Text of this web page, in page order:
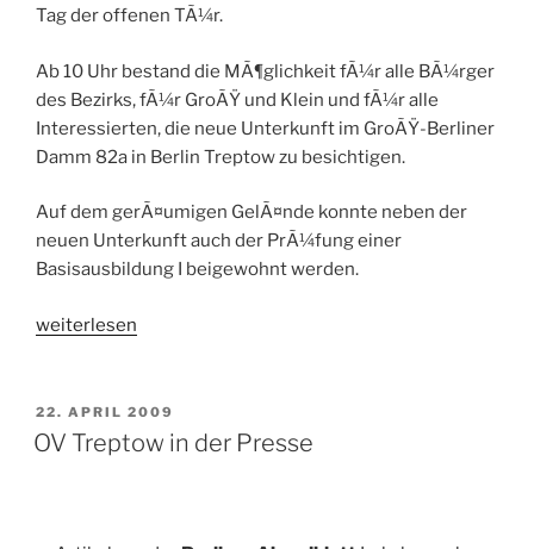
Tag der offenen TÃ¼r.
Ab 10 Uhr bestand die MÃ¶glichkeit fÃ¼r alle BÃ¼rger
des Bezirks, fÃ¼r GroÃŸ und Klein und fÃ¼r alle
Interessierten, die neue Unterkunft im GroÃŸ-Berliner
Damm 82a in Berlin Treptow zu besichtigen.
Auf dem gerÃ¤umigen GelÃ¤nde konnte neben der
neuen Unterkunft auch der PrÃ¼fung einer
Basisausbildung I beigewohnt werden.
„Tag
TÃ¼r
OV
weiterlesen
VERÖFFENTLICHT
AM
22. APRIL 2009
OV Treptow in der Presse